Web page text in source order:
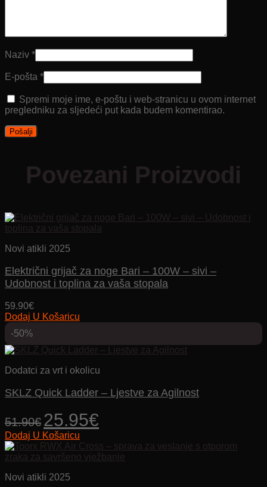
Naziv *
E-pošta *
Spremi moje ime, e-poštu i web-stranicu u ovom internet
pregledniku za sljedeći put kada budem komentirao.
Povezani Proizvodi
Novi atikli 2025
Električni grijač za noge Bari – 100W – sivi –
Udobnost i toplina za vaša stopala
59.90€
Dodaj U Košaricu
-50%
Dodatci za vrt i okolicu
SKLZ Quick Ladder – Ljestve za Agilnost
51.90€
Izvorna
cijena
bila
je:
51.90€.
25.95€cijena
25.95€.
Dodaj U Košaricu
Novi atikli 2025